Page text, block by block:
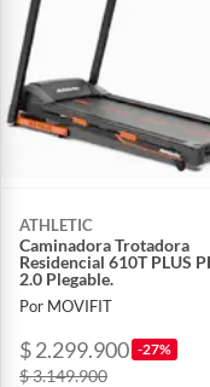
ATHLETIC
Caminadora Trotadora
Residencial 610T PLUS
2.0 Plegable.
Por MOVIFIT
$ 2.299.900 -27%
$ 3.149.900